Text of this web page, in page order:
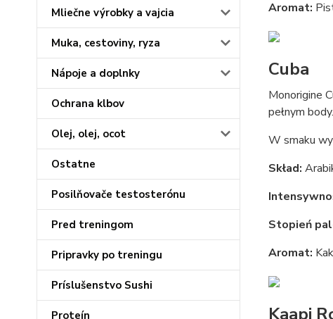
Mliečne výrobky a vajcia
Muka, cestoviny, ryza
Nápoje a doplnky
Ochrana klbov
Olej, olej, ocot
Ostatne
Posilňovače testosterónu
Pred treningom
Pripravky po treningu
Príslušenstvo Sushi
Proteín
Aromat:
Cuba
Monorigine
pełnym body.
W smaku
Skład:
Stopień
Aromat:
Kaapi